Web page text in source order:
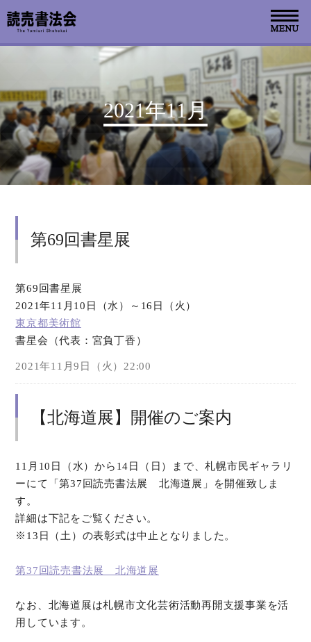
2021年11月
第69回書星展
第69回書星展
2021年11月10日（水）～16日（火）
東京都美術館
書星会（代表：宮負丁香）
2021年11月9日（火）22:00
【北海道展】開催のご案内
11月10日（水）から14日（日）まで、札幌市民ギャラリ
ーにて「第37回読売書法展 北海道展」を開催致しま
す。
詳細は下記をご覧ください。
※13日（土）の表彰式は中止となりました。
第37回読売書法展 北海道展
なお、北海道展は札幌市文化芸術活動再開支援事業を活
用しています。
お知らせ
読売書法会について
読売書法展
関連書道展
デジタルアーカイブ
オンラインショップ